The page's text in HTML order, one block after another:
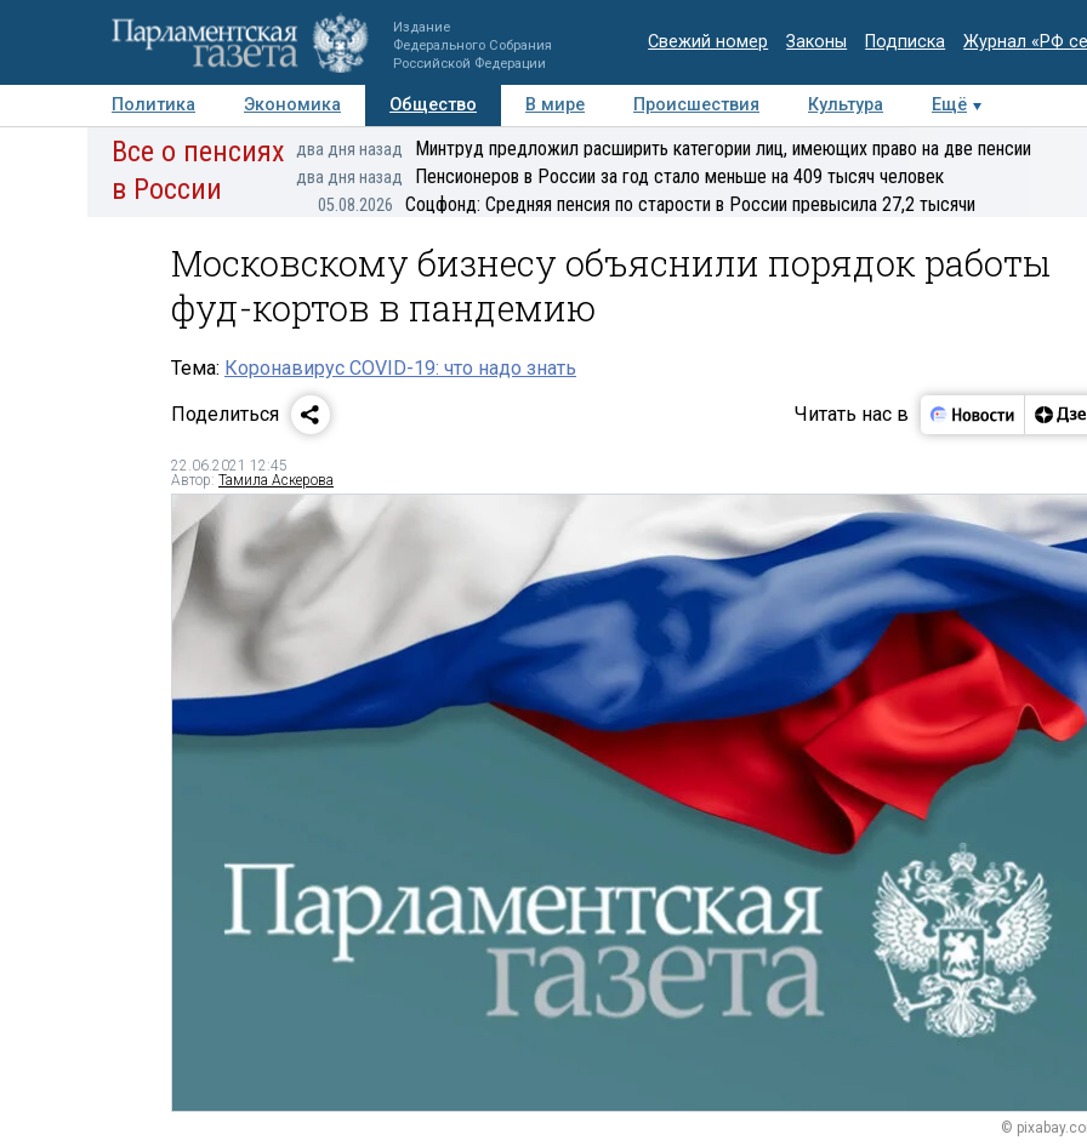
Издание
Федерального Собрания
Российской Федерации
Свежий номер Законы Подписка Журнал «РФ
Политика Экономика Общество В мире Происшествия Культура
Ещё
Авторы Персоны Мнения Регионы Медиацентр Интервью Колумнисты
Все о пенсиях
в России
два дня назад Минтруд предложил расширить категории лиц, имеющих право на две пенсии
два дня назад Пенсионеров в России за год стало меньше на 409 тысяч человек
05.08.2026 Соцфонд: Средняя пенсия по старости в России превысила 27,2 тысячи
Московскому бизнесу объяснили порядок работы
фуд-кортов в пандемию
Тема: Коронавирус COVID-19: что надо знать
Поделиться
Читать нас в
22.06.2021 12:45
Автор: Тамила Аскерова
©